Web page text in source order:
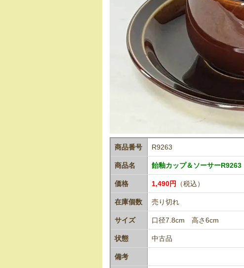
商品番号 R9263
商品名 飴釉カップ＆ソーサーR9263
価格 1,490円 （税込）
在庫個数 売り切れ
サイズ 口径7.8cm 高さ6cm
状態 中古品
備考